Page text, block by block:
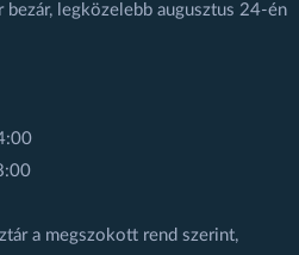
legközelebb augusztus 24-én
a megszokott rend szerint,